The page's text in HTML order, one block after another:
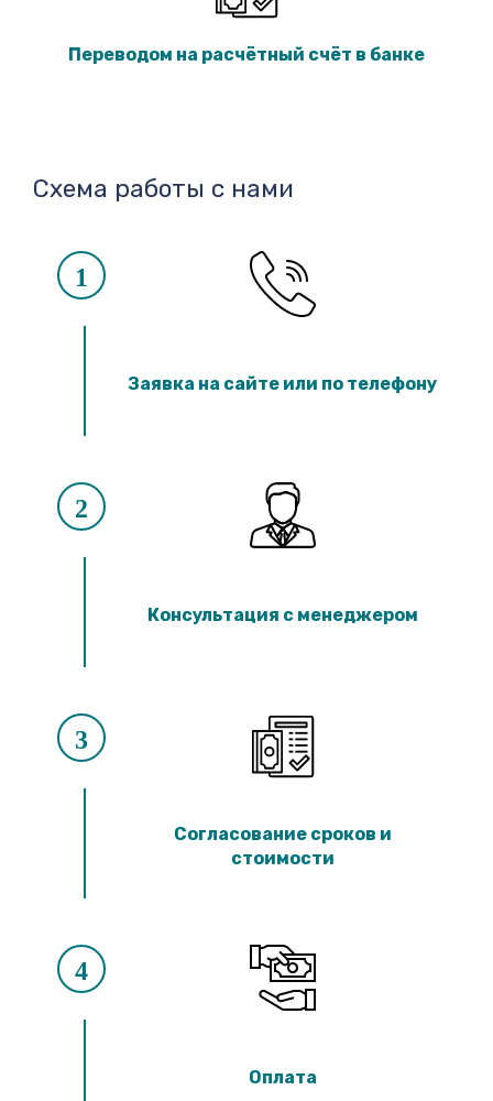
Переводом на расчётный счёт в банке
Схема работы с нами
1
Заявка на сайте или по телефону
2
Консультация с менеджером
3
Согласование сроков и
стоимости
4
Оплата